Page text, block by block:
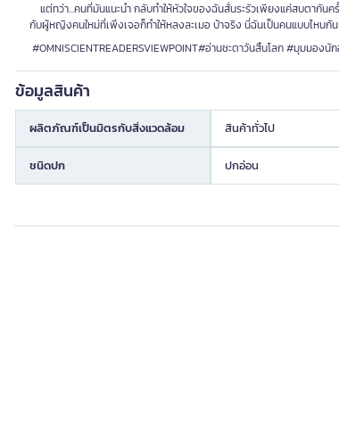
แต่ทว่า...คนที่มันแนะนำ กลับทำให้หัวใจของฉันสั่นระรัวเพียงแค่สบตากัน
กับผู้หญิงคนใหม่ที่เพิ่งเจอก็ทำให้หลงละเมอ บ้าจริง นี่ฉันเป็นคนแบบไหน
#OMNISCIENTREADERSVIEWPOINT#อ่านชะตาวันสิ้นโลก #มุมมอ
ข้อมูลสินค้า
ผลิตภัณฑ์เป็นมิตรกับสิ่งแวดล้อม สินค้าทั่วไป
ชนิดปก ปกอ่อน